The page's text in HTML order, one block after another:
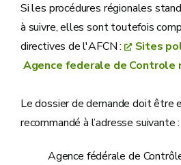
Si les procédures régionales
à suivre, elles sont toutefois
directives de l'AFCN :
Sites
Agence federale de Controle
Le dossier de demande doit être
recommandé à l’adresse suivante :
Agence fédérale de